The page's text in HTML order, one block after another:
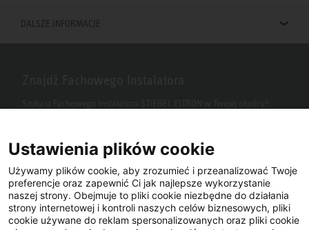
DALSZE INFORMACJE
Ustawienia plików cookie
Używamy plików cookie, aby zrozumieć i przeanalizować Twoje
preferencje oraz zapewnić Ci jak najlepsze wykorzystanie
naszej strony. Obejmuje to pliki cookie niezbędne do działania
strony internetowej i kontroli naszych celów biznesowych, pliki
cookie używane do reklam spersonalizowanych oraz pliki cookie